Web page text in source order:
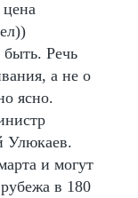
Речь
а не о
ясно.
Улюкаев.
и могут
в 180